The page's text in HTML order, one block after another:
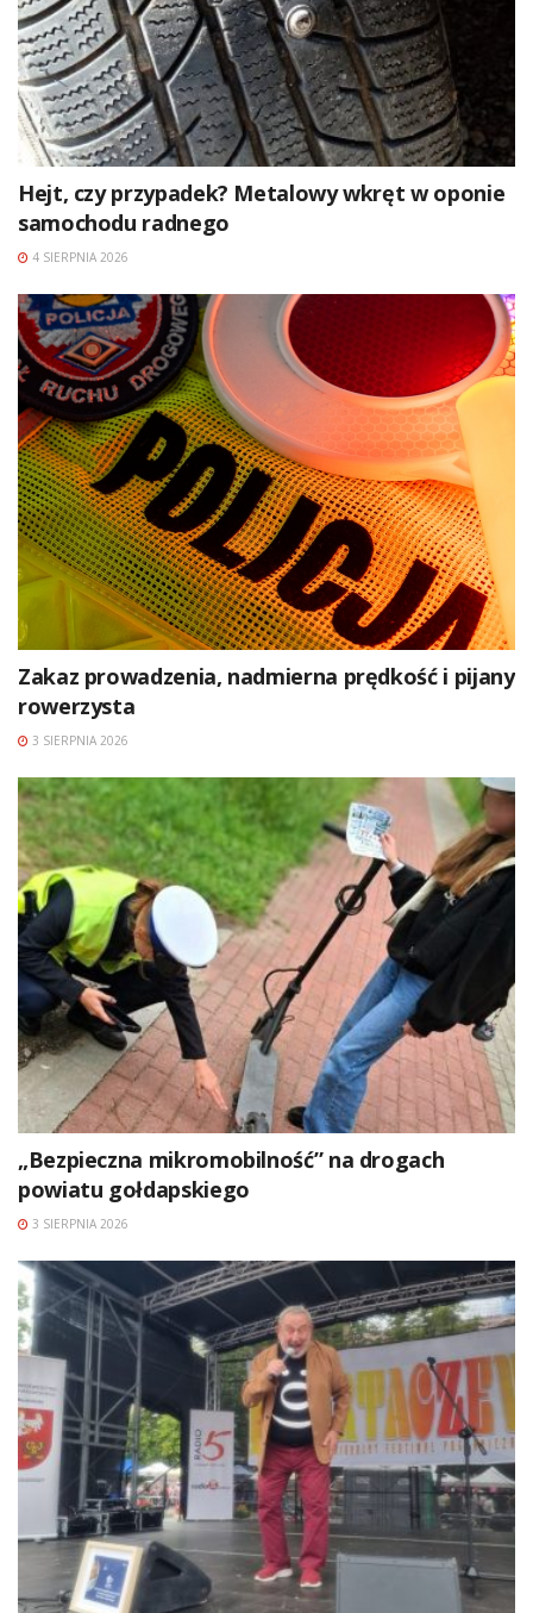
Hejt, czy przypadek? Metalowy wkręt w oponie
samochodu radnego
4 SIERPNIA 2026
Zakaz prowadzenia, nadmierna prędkość i pijany
rowerzysta
3 SIERPNIA 2026
„Bezpieczna mikromobilność” na drogach
powiatu gołdapskiego
3 SIERPNIA 2026